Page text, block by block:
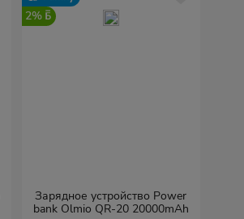
2%
Зарядное устройство Power
bank Olmio QR-20 20000mAh